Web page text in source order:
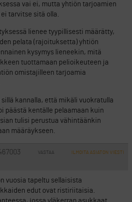
vai ei, mutta yhtiön tarjoamien
tarvitse sitä olla.
lienee tyypillisesti määrätty,
pelata (rajoituksetta) yhtiön
kysymys lieneekin, mitä
tuottamaan pelioikeuteen ja
omistajilleen tarjoamia
kannalla, että mikäli vuokratulla
päästä kentälle pelaamaan kuin
tulisi perustua vähintäänkin
määräykseen.
VASTAA ILMOITA ASIATON VIESTI
vuosia tapeltu sellaisista
edut ovat ristiriitaisia.